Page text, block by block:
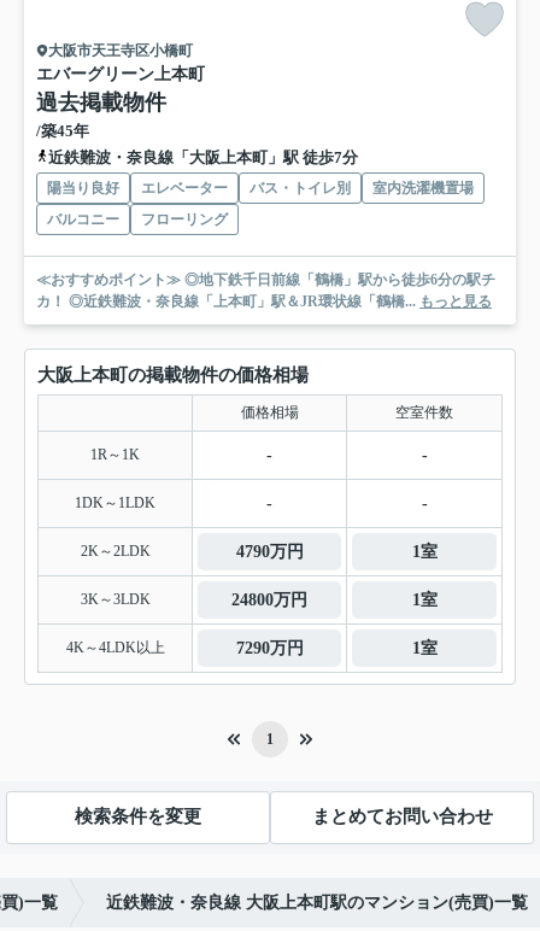
大阪市天王寺区小橋町
エバーグリーン上本町
過去掲載物件
/築45年
近鉄難波・奈良線「大阪上本町」駅 徒歩7分
陽当り良好 エレベーター バス・トイレ別
室内洗濯機置場
バルコニー
フローリング
≪おすすめポイント≫ ◎地下鉄千日前線「鶴橋」駅から徒歩6分の駅チ
カ！ ◎近鉄難波・奈良線「上本町」駅＆JR環状線「鶴橋... もっと見る
大阪上本町の掲載物件の価格相場
価格相場 空室件数
1R～1K - -
1DK～1LDK - -
2K～2LDK 4790万円 1室
3K～3LDK 24800万円 1室
4K～4LDK以上 7290万円 1室
1
検索条件を変更 まとめてお問い合わせ
)一覧 近鉄難波・奈良線 大阪上本町駅のマンション(売買)一覧